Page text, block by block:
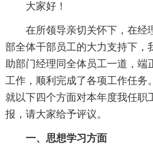
大家好！
在所领导亲切关怀下，在经
部全体干部员工的大力支持下，
助部门经理同全体员工一道，端
工作，顺利完成了各项工作任务
就以下四个方面对本年度我任职
报，请大家给予评议。
一、思想学习方面